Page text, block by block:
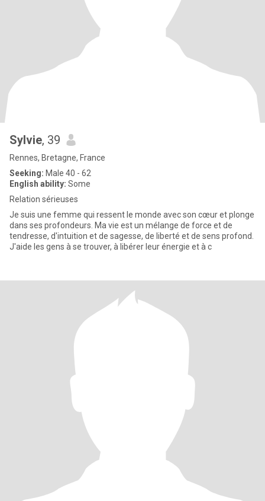
Sylvie, 39
Rennes, Bretagne, France
Seeking: Male 40 - 62
English ability: Some
Relation sérieuses
Je suis une femme qui ressent le monde avec son cœur et plonge
dans ses profondeurs. Ma vie est un mélange de force et de
tendresse, d'intuition et de sagesse, de liberté et de sens profond.
J'aide les gens à se trouver, à libérer leur énergie et à c